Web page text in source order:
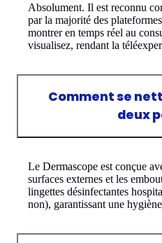
Absolument. Il est reconnu
par la majorité des
montrer en temps réel au
visualisez, rendant la
Comment se
deux
Le Dermascope est conçue
surfaces externes et les
lingettes désinfectantes
non), garantissant une